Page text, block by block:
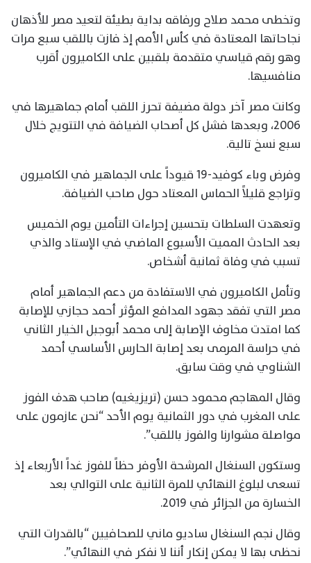
وتخطى محمد صلاح ورفاقه بداية بطيئة لتعيد مصر للأذهان
نجاحاتها المعتادة في كأس الأمم إذ فازت باللقب سبع مرات
وهو رقم قياسي متقدمة بلقبين على الكاميرون أقرب
منافسيها.
وكانت مصر آخر دولة مضيفة تحرز اللقب أمام جماهيرها في
2006، وبعدها فشل كل أصحاب الضيافة في التتويج خلال
سبع نسخ تالية.
وفرض وباء كوفيد-19 قيوداً على الجماهير في الكاميرون
وتراجع قليلاً الحماس المعتاد حول صاحب الضيافة.
وتعهدت السلطات بتحسين إجراءات التأمين يوم الخميس
بعد الحادث المميت الأسبوع الماضي في الإستاد والذي
تسبب في وفاة ثمانية أشخاص.
وتأمل الكاميرون في الاستفادة من دعم الجماهير أمام
مصر التي تفقد جهود المدافع المؤثر أحمد حجازي للإصابة
كما امتدت مخاوف الإصابة إلى محمد أبوجبل الخيار الثاني
في حراسة المرمى بعد إصابة الحارس الأساسي أحمد
الشناوي في وقت سابق.
وقال المهاجم محمود حسن (تريزيغيه) صاحب هدف الفوز
على المغرب في دور الثمانية يوم الأحد “نحن عازمون على
مواصلة مشوارنا والفوز باللقب”.
وستكون السنغال المرشحة الأوفر حظاً للفوز غداً الأربعاء إذ
تسعى لبلوغ النهائي للمرة الثانية على التوالي بعد
الخسارة من الجزائر في 2019.
وقال نجم السنغال ساديو ماني للصحافيين “بالقدرات التي
نحظى بها لا يمكن إنكار أننا لا نفكر في النهائي”.